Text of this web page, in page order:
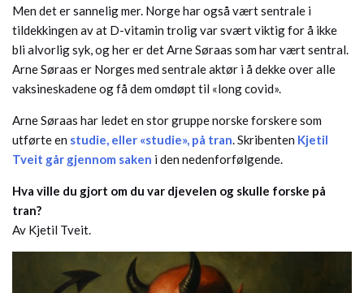
Men det er sannelig mer. Norge har også vært sentrale i
tildekkingen av at D-vitamin trolig var svært viktig for å ikke
bli alvorlig syk, og her er det Arne Søraas som har vært sentral.
Arne Søraas er Norges med sentrale aktør i å dekke over alle
vaksineskadene og få dem omdøpt til «long covid».
Arne Søraas har ledet en stor gruppe norske forskere som
utførte en studie, eller «studie», på tran. Skribenten Kjetil
Tveit går gjennom saken i den nedenforfølgende.
Hva ville du gjort om du var djevelen og skulle forske på
tran?
Av Kjetil Tveit.